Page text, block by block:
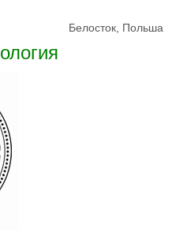
Белосток, Польша